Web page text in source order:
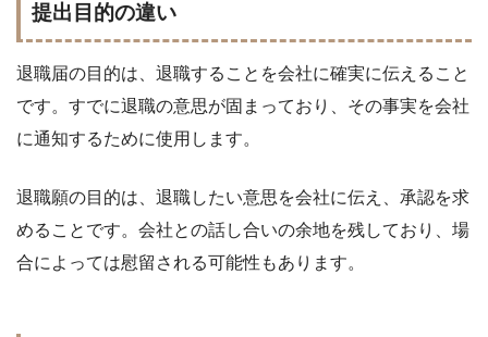
提出目的の違い
退職届の目的は、退職することを会社に確実に伝えること
です。すでに退職の意思が固まっており、その事実を会社
に通知するために使用します。
退職願の目的は、退職したい意思を会社に伝え、承認を求
めることです。会社との話し合いの余地を残しており、場
合によっては慰留される可能性もあります。